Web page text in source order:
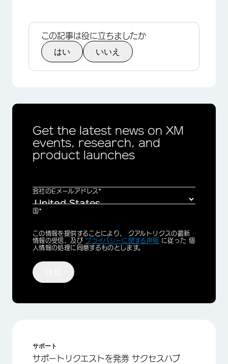
この記事は役に立ちましたか
はい いいえ
Get the latest news on XM
events, research, and
product launches
会社のEメールアドレス*
国*
Privacy
Optin
この情報を提供することにより、 クアルトリクスの最新
情報の受信、及び プライバシーに関する声明 に従った 個
人情報の処理に同意するものとします。
サポート
サポートリクエストを発券 サクセスハブ